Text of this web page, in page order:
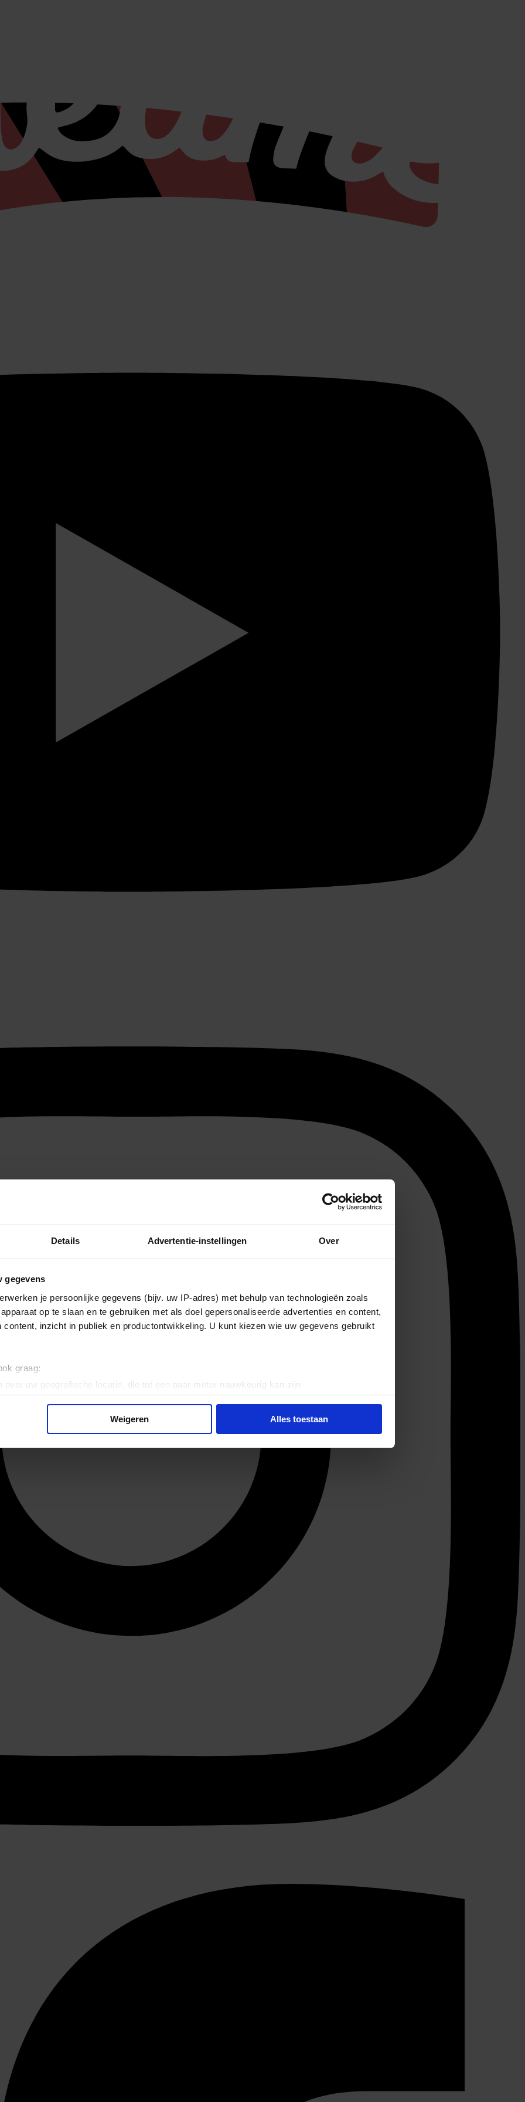
Details Advertentie-instellingen Over
gegevens
je persoonlijke gegevens (bijv. uw IP-adres) met behulp van technologieën zoals
op te slaan en te gebruiken met als doel gepersonaliseerde advertenties en content,
content, inzicht in publiek en productontwikkeling. U kunt kiezen wie uw gegevens gebruikt
graag:
over uw geografische locatie, die tot een paar meter nauwkeurig kan zijn
door het actief te scannen op specifieke eigenschappen (fingerprinting)
gegevens worden verwerkt en stel uw voorkeuren in het
detailgedeelte
en advertenties te personaliseren, om functies voor social media te bieden en om ons
Ook delen we informatie over uw gebruik van onze site met onze partners voor social
Deze partners kunnen deze gegevens combineren met andere informatie die u aan ze heeft
op basis van uw gebruik van hun services.
Weigeren Alles toestaan